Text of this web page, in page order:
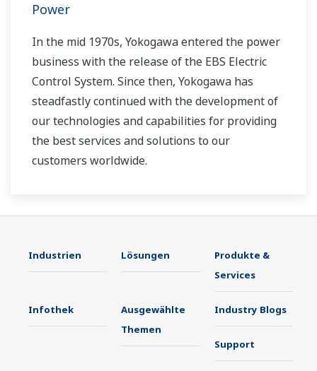
Power
In the mid 1970s, Yokogawa entered the power
business with the release of the EBS Electric
Control System. Since then, Yokogawa has
steadfastly continued with the development of
our technologies and capabilities for providing
the best services and solutions to our
customers worldwide.
solutions network to play a more active role in
allowed closer teamwork within Yokogawa,
bringing together our global resources and
industry know-how. Yokogawa's power industry
experts work together to bring each customer
the solution that best suits their sophisticated
Industrien Lösungen
Produkte &
Services
Infothek
Ausgewählte
Themen
Industry Blogs
Support